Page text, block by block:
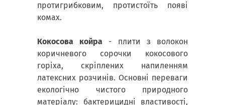
протигрибковим, протистоїть появі
комах.
Кокосова койра - плити з волокон
коричневого сорочки кокосового
горіха, скріплених напиленням
латексних розчинів. Основні переваги
екологічно чистого природного
матеріалу: бактерицидні властивості,